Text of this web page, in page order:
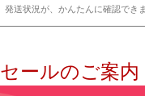
発送状況が、かんたんに確認でき
セールのご案内